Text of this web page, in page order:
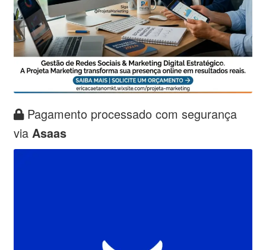
Pagamento processado com segurança
via Asaas